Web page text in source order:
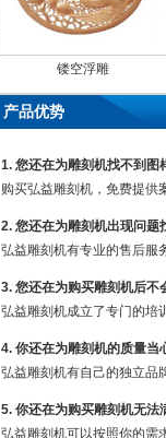
镂空浮雕
产品优势
1. 您还在为雕刻机找不到图
购买弘益雕刻机，免费提供
2. 您还在为雕刻机出现问题
弘益雕刻机有专业的售后服
3. 您还在为购买雕刻机后不
弘益雕刻机成立了专门的培
4. 你还在为雕刻机的质量当
弘益雕刻机有自己的独立品
5. 你还在为购买雕刻机无法
弘益雕刻机可以按照你的需